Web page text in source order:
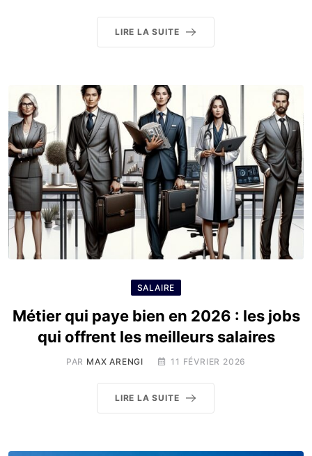
LIRE LA SUITE
SALAIRE
Métier qui paye bien en 2026 : les jobs
qui offrent les meilleurs salaires
PAR MAX ARENGI 11 FÉVRIER 2026
LIRE LA SUITE